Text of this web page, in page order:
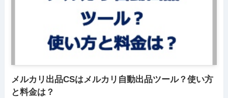
メルカリ出品CSはメルカリ自動出品ツール？使い方
と料金は？